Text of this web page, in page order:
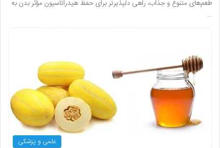
طعم‌های متنوع و جذاب، راهی دلپذیرتر برای حفظ هیدراتاسیون مؤثر بدن به
…
علمی و پزشکی